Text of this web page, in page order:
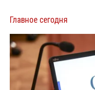
Главное сегодня